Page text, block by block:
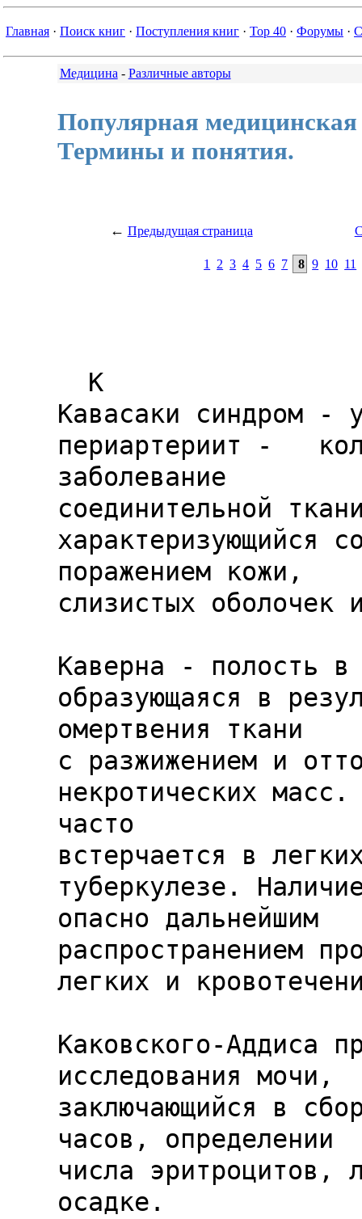
Главная · Поиск книг · Поступления книг · Top 40 · Форумы ·
Медицина - Различные авторы
Популярная
Термины и понятия.
← Предыдущая страница
1 2 3 4 5 6 7 8 9 10 11